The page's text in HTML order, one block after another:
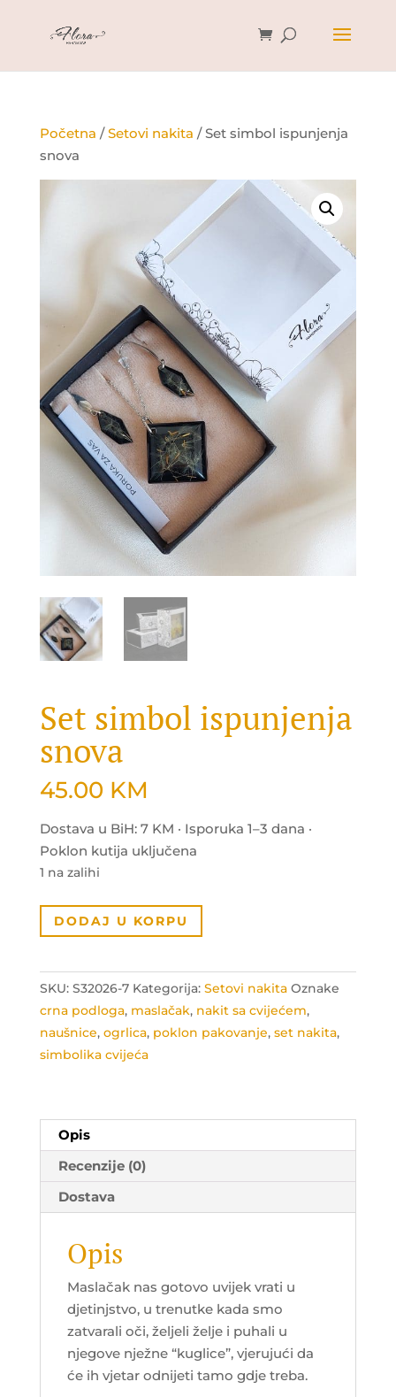
Početna /Setovi nakita / Set simbol ispunjenja
snova
Set simbol ispunjenja
snova
45.00 KM
Dostava u BiH: 7 KM · Isporuka 1–3 dana ·
Poklon kutija uključena
1 na zalihi
Set
simbol
snova
količina
DODAJ U KORPU
SKU: S32026-7 Kategorija: Setovi nakita Oznake
crna podloga, maslačak, nakit sa cvijećem,
naušnice, ogrlica, poklon pakovanje, set nakita,
simbolika cvijeća
Opis
Recenzije (0)
Dostava
Opis
Maslačak nas gotovo uvijek vrati u
djetinjstvo, u trenutke kada smo
zatvarali oči, željeli želje i puhali u
njegove nježne “kuglice”, vjerujući da
će ih vjetar odnijeti tamo gdje treba.